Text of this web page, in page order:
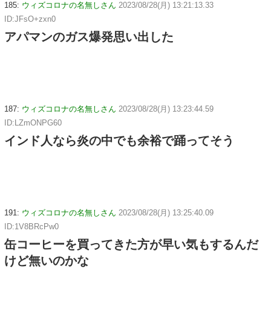
185: ウィズコロナの名無しさん 2023/08/28(月) 13:21:13.33
ID:JFsO+zxn0
アパマンのガス爆発思い出した
187: ウィズコロナの名無しさん 2023/08/28(月) 13:23:44.59
ID:LZmONPG60
インド人なら炎の中でも余裕で踊ってそう
191: ウィズコロナの名無しさん 2023/08/28(月) 13:25:40.09
ID:1V8BRcPw0
缶コーヒーを買ってきた方が早い気もするんだ
けど無いのかな